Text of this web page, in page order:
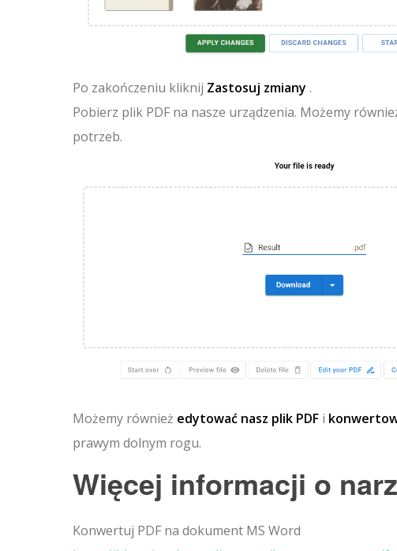
Po zakończeniu kliknij Zastosuj zmiany .
Pobierz plik PDF na nasze urządzenia. Możemy
potrzeb.
Możemy również edytować nasz plik PDF i
prawym dolnym rogu.
Więcej informacji o
Konwertuj PDF na dokument MS Word